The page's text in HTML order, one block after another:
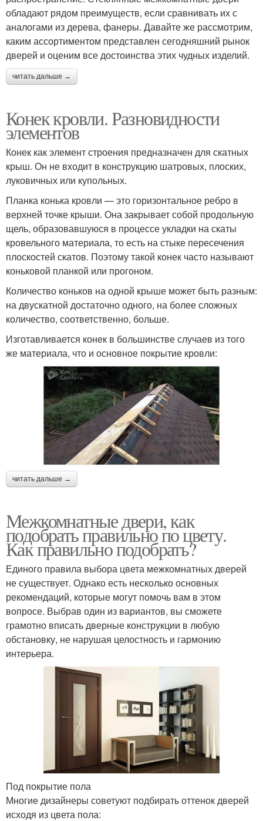
обладают рядом преимуществ, если сравнивать их с
аналогами из дерева, фанеры. Давайте же рассмотрим,
каким ассортиментом представлен сегодняшний рынок
дверей и оценим все достоинства этих чудных изделий.
читать дальше →
Конек кровли. Разновидности
элементов
Конек как элемент строения предназначен для скатных
крыш. Он не входит в конструкцию шатровых, плоских,
луковичных или купольных.
Планка конька кровли — это горизонтальное ребро в
верхней точке крыши. Она закрывает собой продольную
щель, образовавшуюся в процессе укладки на скаты
кровельного материала, то есть на стыке пересечения
плоскостей скатов. Поэтому такой конек часто называют
коньковой планкой или прогоном.
Количество коньков на одной крыше может быть разным:
на двускатной достаточно одного, на более сложных
количество, соответственно, больше.
Изготавливается конек в большинстве случаев из того
же материала, что и основное покрытие кровли:
читать дальше →
Межкомнатные двери, как
подобрать правильно по цвету.
Как правильно подобрать?
Единого правила выбора цвета межкомнатных дверей
не существует. Однако есть несколько основных
рекомендаций, которые могут помочь вам в этом
вопросе. Выбрав один из вариантов, вы сможете
грамотно вписать дверные конструкции в любую
обстановку, не нарушая целостность и гармонию
интерьера.
Под покрытие пола
Многие дизайнеры советуют подбирать оттенок дверей
исходя из цвета пола: